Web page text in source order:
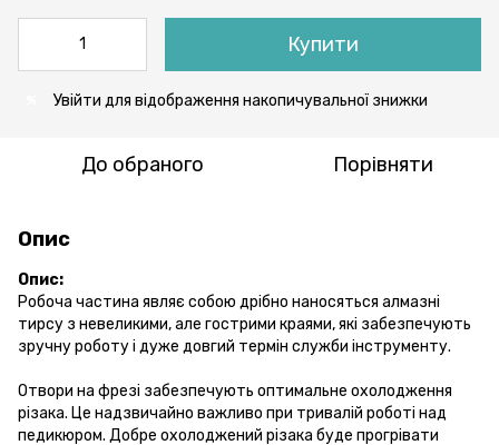
Купити
Увійти для відображення накопичувальної знижки
До обраного Порівняти
Опис
Опис:
Робоча частина являє собою дрібно наносяться алмазні
тирсу з невеликими, але гострими краями, які забезпечують
зручну роботу і дуже довгий термін служби інструменту.
Отвори на фрезі забезпечують оптимальне охолодження
різака. Це надзвичайно важливо при тривалій роботі над
педикюром. Добре охолоджений різака буде прогрівати